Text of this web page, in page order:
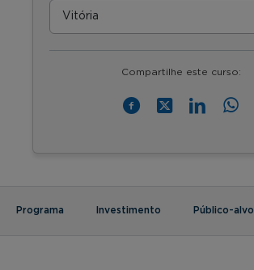
Compartilhe este curso:
Programa Investimento Público-alvo